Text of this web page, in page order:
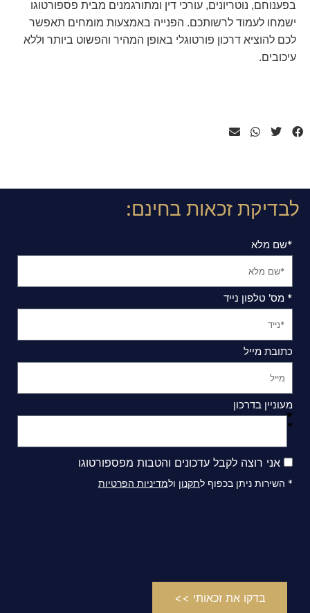
בפענוחם, נוטריונים, עורכי דין ומתורגמנים מבית פספורטוגו
ישמחו לעמוד לרשותכם. הפנייה באמצעות מומחים תאפשר
לכם להוציא דרכון פורטוגלי באופן המהיר והפשוט ביותר וללא
עיכובים.
לבדיקת זכאות בחינם:
*שם מלא
* מס' טלפון נייד
כתובת מייל
מעוניין בדרכון
אני רוצה לקבל עדכונים והטבות מפספורטוגו
* השירות ניתן בכפוף לתקנון ולמדיניות הפרטיות
בדקו את זכאותי >>